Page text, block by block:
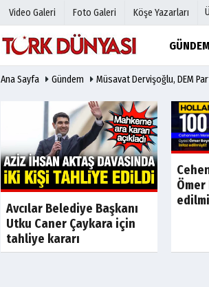
Video Galeri Foto Galeri Köşe Yazarları
GÜNDEM
Hava Durumu
Gazete
Anketler
Biyografiler
Ana Sayfa Gündem Müsavat Dervişoğlu, DEM
Son Dakika
Avcılar Belediye Başkanı
Utku Caner Çaykara için
tahliye kararı